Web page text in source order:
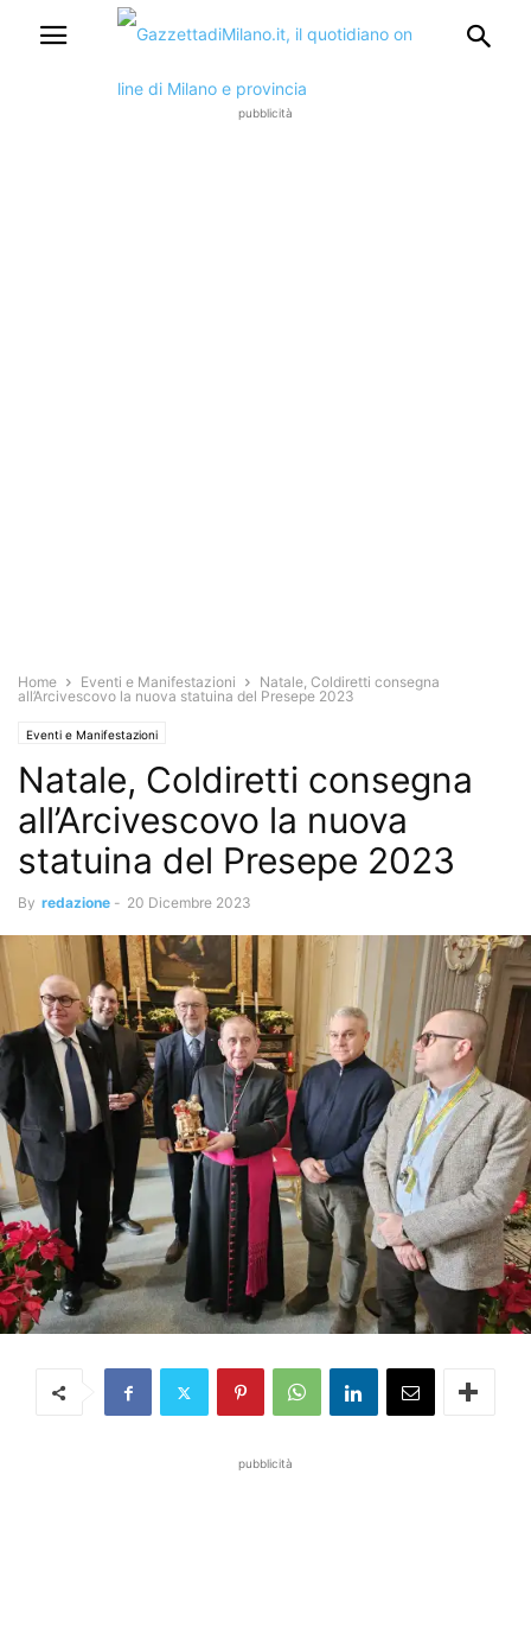
pubblicità
Home Eventi e Manifestazioni
Natale, Coldiretti consegna
all’Arcivescovo la nuova statuina del Presepe 2023
Eventi e Manifestazioni
Natale, Coldiretti consegna
all’Arcivescovo la nuova
statuina del Presepe 2023
By redazione - 20 Dicembre 2023
pubblicità